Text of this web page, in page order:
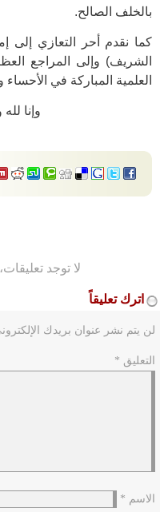
بالخلف الصالح.
كما نقدم أحر التعازي إلى
الشريف) وإلى المراجع
العلمية المباركة في
وإنا
لا توجد
اترك تعليقاً
لن يتم نشر عنوان بريدك
التعليق *
الاسم *